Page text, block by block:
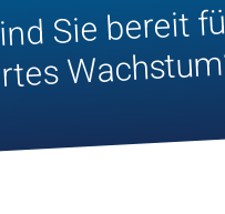
Sie bereit